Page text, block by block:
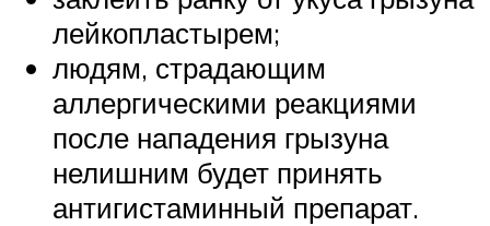
лейкопластырем;
людям, страдающим
аллергическими реакциями
после нападения грызуна
нелишним будет принять
антигистаминный препарат.